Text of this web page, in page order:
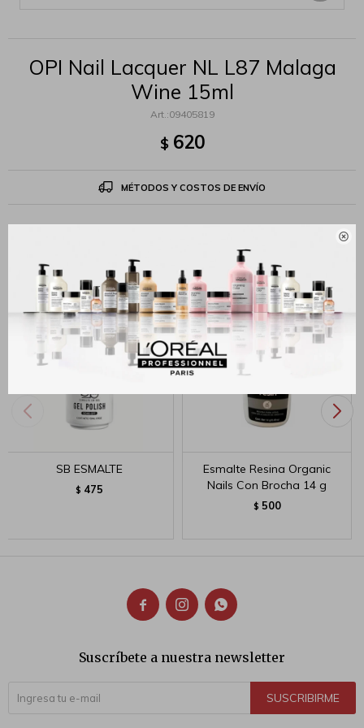

OPI Nail Lacquer NL L87 Malaga
Wine 15ml
09405819
$ 620
MÉTODOS Y COSTOS DE ENVÍO
Productos que te pueden interesar
SB ESMALTE
$ 475
Esmalte Resina Organic
Nails Con Brocha 14 g
$ 500
  
Suscríbete a nuestra newsletter
SUSCRIBIRME